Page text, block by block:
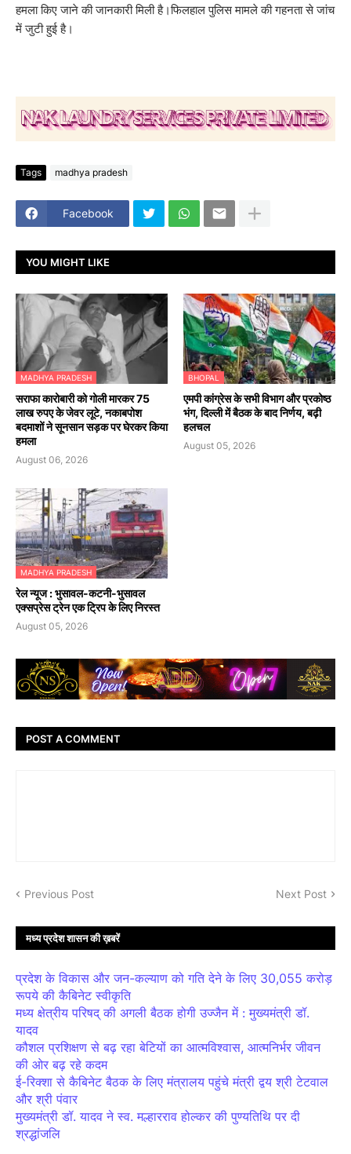
हमला किए जाने की जानकारी मिली है।फिलहाल पुलिस मामले की गहनता से जांच
में जुटी हुई है।
Tags madhya pradesh
Facebook
YOU MIGHT LIKE
MADHYA PRADESH
सराफा कारोबारी को गोली मारकर 75
लाख रुपए के जेवर लूटे, नकाबपोश
बदमाशों ने सूनसान सड़क पर घेरकर किया
हमला
August 06, 2026
BHOPAL
एमपी कांग्रेस के सभी विभाग और प्रकोष्ठ
भंग, दिल्ली में बैठक के बाद निर्णय, बढ़ी
हलचल
August 05, 2026
MADHYA PRADESH
रेल न्यूज : भुसावल-कटनी-भुसावल
एक्सप्रेस ट्रेन एक ट्रिप के लिए निरस्त
August 05, 2026
POST A COMMENT
Previous Post Next Post
मध्य प्रदेश शासन की ख़बरें
प्रदेश के विकास और जन-कल्याण को गति देने के लिए 30,055 करोड़
रूपये की कैबिनेट स्वीकृति
मध्य क्षेत्रीय परिषद् की अगली बैठक होगी उज्जैन में : मुख्यमंत्री डॉ.
यादव
कौशल प्रशिक्षण से बढ़ रहा बेटियों का आत्मविश्वास, आत्मनिर्भर जीवन
की ओर बढ़ रहे कदम
ई-रिक्शा से कैबिनेट बैठक के लिए मंत्रालय पहुंचे मंत्री द्वय श्री टेटवाल
और श्री पंवार
मुख्यमंत्री डॉ. यादव ने स्व. मल्हारराव होल्कर की पुण्यतिथि पर दी
श्रद्धांजलि